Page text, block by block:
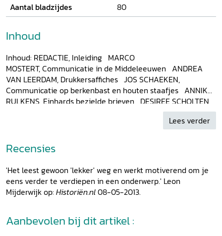
Aantal bladzijdes
80
Inhoud
Inhoud: REDACTIE, Inleiding MARCO
MOSTERT, Communicatie in de Middeleeuwen ANDREA
VAN LEERDAM, Drukkersaffiches JOS SCHAEKEN,
Communicatie op berkenbast en houten staafjes ANNIKA
RULKENS, Einhards bezielde brieven DESIREE SCHOLTEN,
Tussen fluistering en inktvlek. Vragen over cryptografie in
vroeg-middeleeuwse spionage JITSKE JASPERSE,
BERKEL, Het luisterend oor van de kalief ERIK KOOPER,
Van nieuwkomer tot letter-lijk. De droeve geschiedenis van
de Oudengelse letter genaamdwynn, 'vreugde' LAURAN
TOORIANS, Communiceren met een heiligenleven: Lebuïnus
en de lezer JACQUELINE VAN LEEUWEN, Publileke
geschriften ELISABETH DEN HARTOG, What's in a face?
koppen in de Nederlandse gotische bouwsculptuur JESKE
Lees verder
Recensies
'Het leest gewoon 'lekker' weg en werkt motiverend om je
eens verder te verdiepen in een onderwerp.' Leon
Mijderwijk op: Historiën.nl08-05-2013.
Aanbevolen bij dit artikel :